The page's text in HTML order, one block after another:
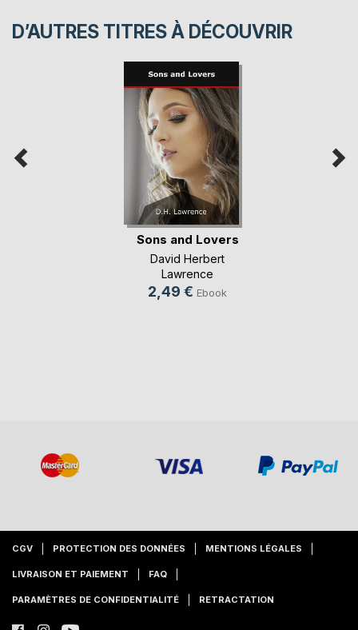
D’AUTRES TITRES À DÉCOUVRIR
Sons and Lovers
David Herbert
Lawrence
2,49 € Ebook
CGV PROTECTION DES DONNÉES MENTIONS LÉGALES
LIVRAISON ET PAIEMENT FAQ
PARAMÈTRES DE CONFIDENTIALITÉ RETRACTATION